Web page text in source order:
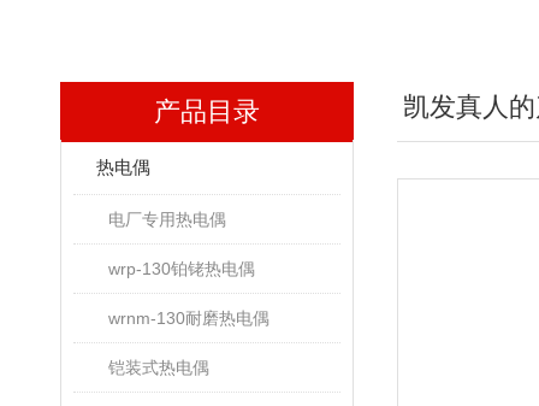
产品目录
热电偶
电厂专用热电偶
wrp-130铂铑热电偶
wrnm-130耐磨热电偶
铠装式热电偶
凯发真人